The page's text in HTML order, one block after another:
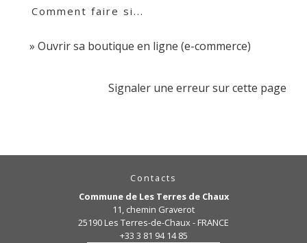
Comment faire si...
Ouvrir sa boutique en ligne (e-commerce)
Signaler une erreur sur cette page
Contacts
Commune de Les Terres de Chaux
11, chemin Graverot
25190 Les Terres-de-Chaux - FRANCE
+33 3 81 94 14 85